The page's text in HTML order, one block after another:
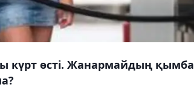
күрт өсті. Жанармайдың